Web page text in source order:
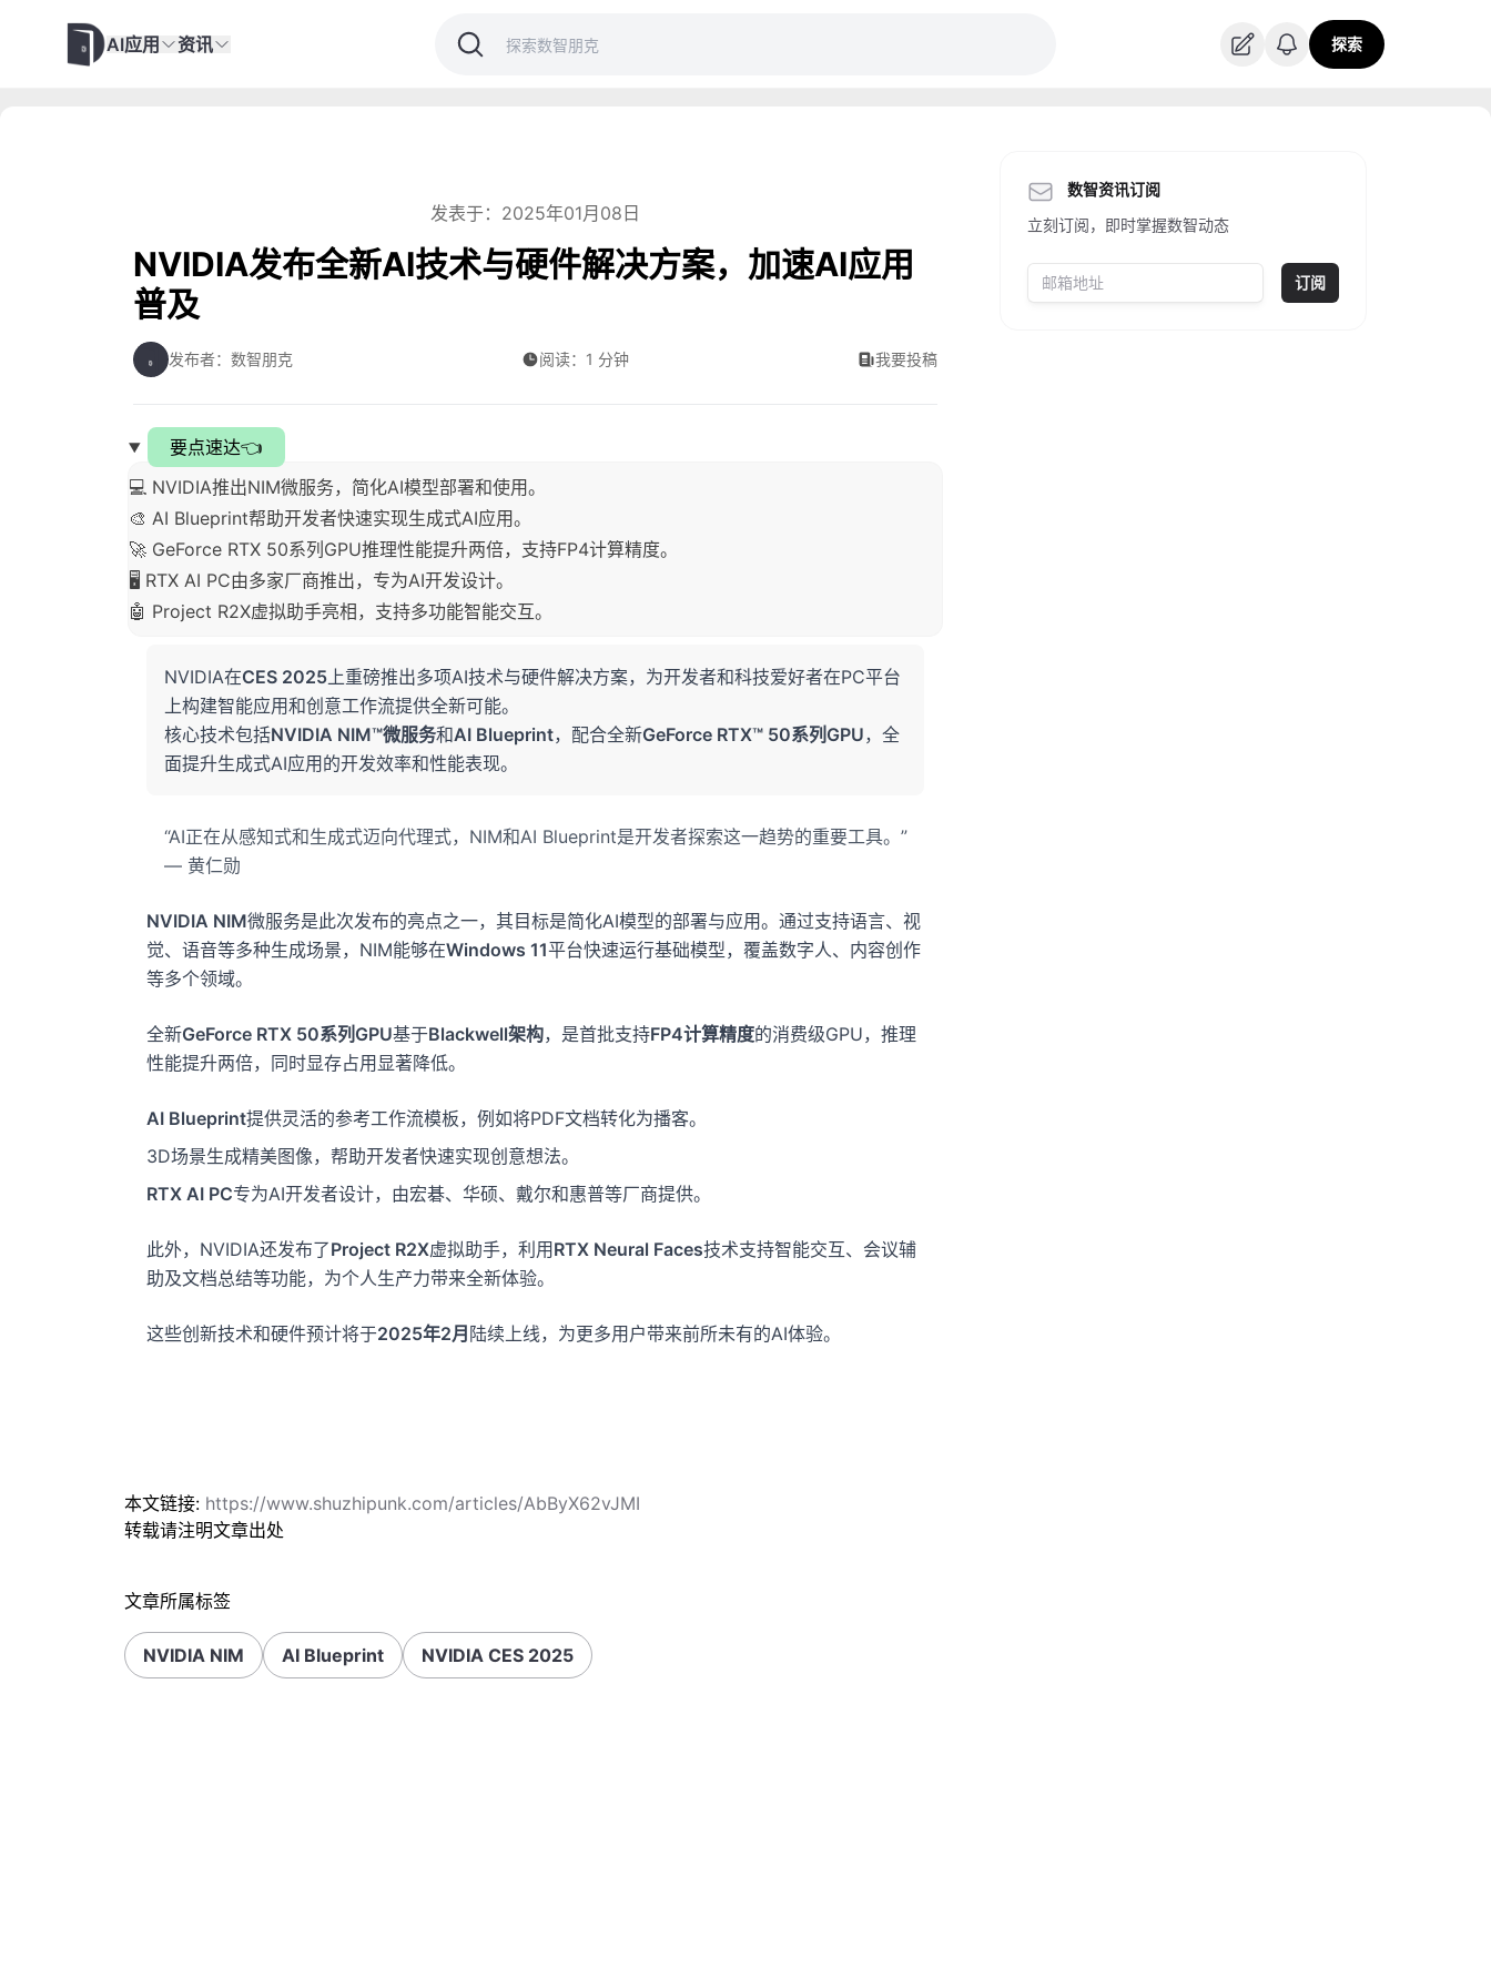
AI应用 资讯 探索
发表于：2025年01月08日
NVIDIA发布全新AI技术与硬件解决方案，加速AI应用
普及
发布者：数智朋克 阅读：1 分钟 我要投稿
要点速达👈
💻 NVIDIA推出NIM微服务，简化AI模型部署和使用。
🎨 AI Blueprint帮助开发者快速实现生成式AI应用。
🚀 GeForce RTX 50系列GPU推理性能提升两倍，支持FP4计算精度。
🖥️ RTX AI PC由多家厂商推出，专为AI开发设计。
🤖 Project R2X虚拟助手亮相，支持多功能智能交互。
NVIDIA在CES 2025上重磅推出多项AI技术与硬件解决方案，为开发者和科技爱好者在PC平台
上构建智能应用和创意工作流提供全新可能。
核心技术包括NVIDIA NIM™微服务和AI Blueprint，配合全新GeForce RTX™ 50系列GPU，全
面提升生成式AI应用的开发效率和性能表现。
“AI正在从感知式和生成式迈向代理式，NIM和AI Blueprint是开发者探索这一趋势的重要工具。”
— 黄仁勋
NVIDIA NIM微服务是此次发布的亮点之一，其目标是简化AI模型的部署与应用。通过支持语言、视
觉、语音等多种生成场景，NIM能够在Windows 11平台快速运行基础模型，覆盖数字人、内容创作
等多个领域。
全新GeForce RTX 50系列GPU基于Blackwell架构，是首批支持FP4计算精度的消费级GPU，推理
性能提升两倍，同时显存占用显著降低。
AI Blueprint提供灵活的参考工作流模板，例如将PDF文档转化为播客。
3D场景生成精美图像，帮助开发者快速实现创意想法。
RTX AI PC专为AI开发者设计，由宏碁、华硕、戴尔和惠普等厂商提供。
此外，NVIDIA还发布了Project R2X虚拟助手，利用 RTX Neural Faces技术支持智能交互、会议辅
助及文档总结等功能，为个人生产力带来全新体验。
这些创新技术和硬件预计将于2025年2月 陆续上线，为更多用户带来前所未有的AI体验。
数智资讯订阅
立刻订阅，即时掌握数智动态
订阅
本文链接: https://www.shuzhipunk.com/articles/AbByX62vJMI
转载请注明文章出处
文章所属标签
NVIDIA NIM AI Blueprint NVIDIA CES 2025